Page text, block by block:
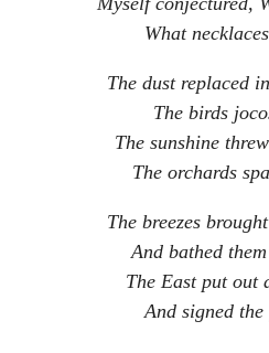
What
The dust replaced
The birds
The sunshine
The orchards
The breezes
And bathed
The East put out
And signed the